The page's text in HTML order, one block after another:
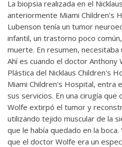
La biopsia realizada en el
anteriormente Miami Children's
Lubenson tenía un tumor
infantil, un trastorno poco
muerte. En resumen, necesitaba
Ahí es cuando el doctor Anthony
Plástica del Nicklaus Children's
Miami Children's Hospital, entra
sus servicios. En una cirugía
Wolfe extirpó el tumor y
utilizando tejido muscular de la
que le había quedado en la
que el doctor Wolfe era un